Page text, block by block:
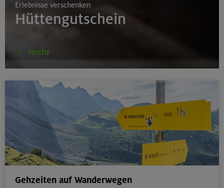
München
16.08.26
Karwendel
17.08.26
Klettertreff indoor
München
Erlebnisse verschenken
Hüttengutschein
mehr
Gehzeiten auf Wanderwegen